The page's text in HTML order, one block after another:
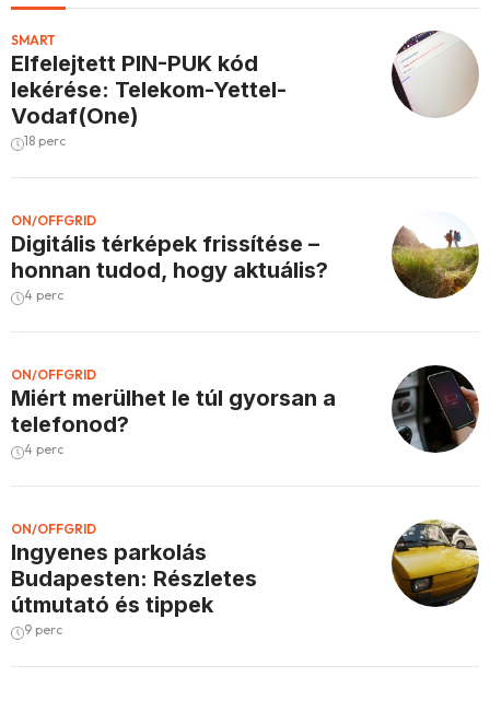
SMART
Elfelejtett PIN-PUK kód
lekérése: Telekom-Yettel-
Vodaf(One)
18 perc
ON/OFFGRID
Digitális térképek frissítése –
honnan tudod, hogy aktuális?
4 perc
ON/OFFGRID
Miért merülhet le túl gyorsan a
telefonod?
4 perc
ON/OFFGRID
Ingyenes parkolás
Budapesten: Részletes
útmutató és tippek
9 perc